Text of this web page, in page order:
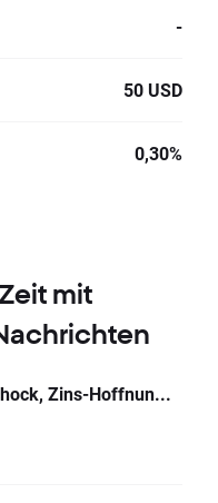
-
50 USD
0,30%
mit
Zins-Hoffnun...